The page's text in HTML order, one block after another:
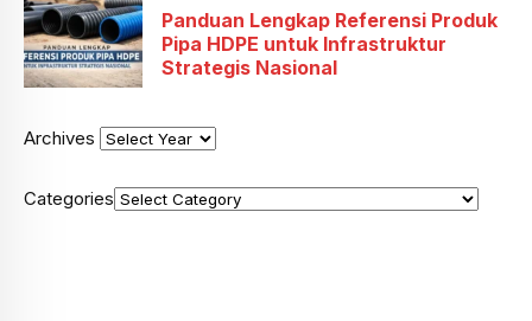
Panduan Lengkap Referensi Produk
Pipa HDPE untuk Infrastruktur
Strategis Nasional
Archives
Categories